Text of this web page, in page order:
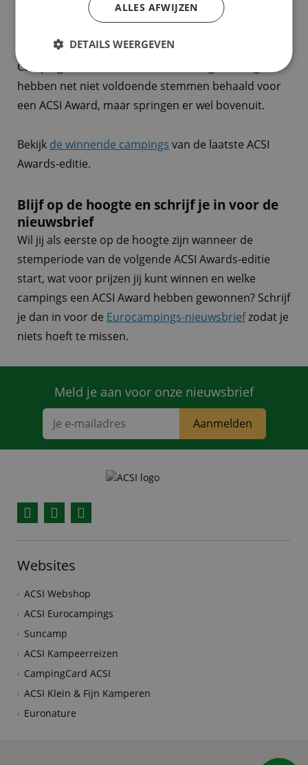
De winnaars van de ACSI Awards worden jaarlijks
worden er ook Eervolle vermeldingen uitgereikt.
Campings die een Eervolle vermelding ontvangen,
hebben net niet voldoende stemmen behaald voor
een ACSI Award, maar springen er wel bovenuit.
Bekijk de winnende campings van de laatste ACSI
Awards-editie.
Blijf op de hoogte en schrijf je in voor de
nieuwsbrief
Wil jij als eerste op de hoogte zijn wanneer de
stemperiode van de volgende ACSI Awards-editie
start, wat voor prijzen jij kunt winnen en welke
campings een ACSI Award hebben gewonnen? Schrijf
je dan in voor de Eurocampings-nieuwsbriefzodat je
niets hoeft te missen.
Meld je aan voor onze nieuwsbrief
Aanmelden
Websites
ACSI Webshop
ACSI Eurocampings
Suncamp
ACSI Kampeerreizen
CampingCard ACSI
ACSI Klein & Fijn Kamperen
Euronature
ALLES AFWIJZEN
DETAILS WEERGEVEN